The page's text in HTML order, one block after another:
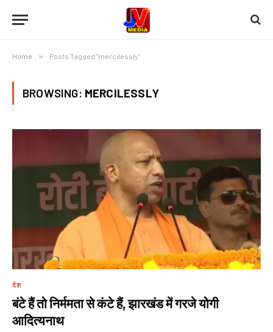
Home » Posts Tagged "mercilessly"
BROWSING: MERCILESSLY
देश
बंटे हैं तो निर्ममता से कंटे हैं, झारखंड में गरजे योगी
आदित्यनाथ